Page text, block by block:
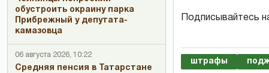
обустроить окраину парка
Прибрежный у депутата-
камазовца
06 августа 2026, 10:22
Средняя пенсия в Татарстане
Подписывайтесь
штрафы